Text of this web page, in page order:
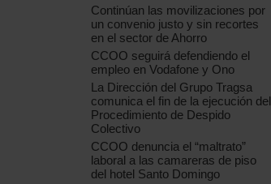
Continúan las movilizaciones por
un convenio justo y sin recortes
en el sector de Ahorro
CCOO seguirá defendiendo el
empleo en Vodafone y Ono
La Dirección del Grupo Tragsa
comunica el fin de la ejecución del
Procedimiento de Despido
Colectivo
CCOO denuncia el “maltrato”
laboral a las camareras de piso
del hotel Santo Domingo